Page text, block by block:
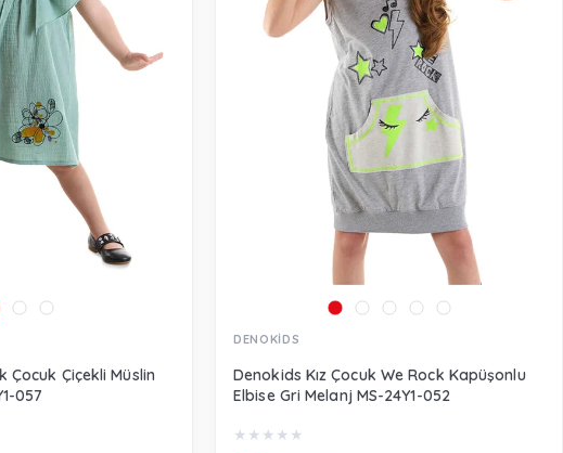
Çocuk Çiçekli Müslin
057
DENOKİDS
Denokids Kız Çocuk We Rock Kapüşonlu
Elbise Gri Melanj MS-24Y1-052
★ ★ ★ ★ ★